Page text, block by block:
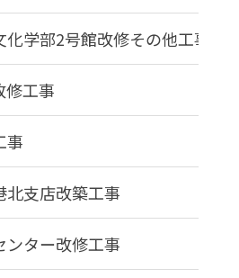
学部2号館改修その他工事
修工事
事
北支店改築工事
ンター改修工事